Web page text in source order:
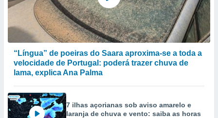
“Língua” de poeiras do Saara aproxima-se a toda a
velocidade de Portugal: poderá trazer chuva de
lama, explica Ana Palma
7 ilhas açorianas sob aviso amarelo e
laranja de chuva e vento: saiba as horas